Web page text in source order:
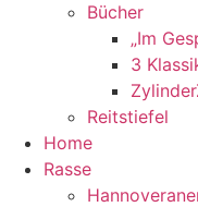
Bücher
„Im
3
Reitstiefel
Home
Rasse